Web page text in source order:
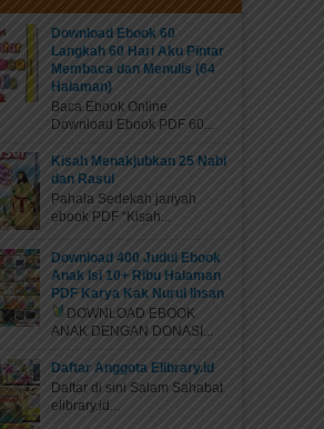
Download Ebook 60
Langkah 60 Hari Aku Pintar
Membaca dan Menulis (64
Halaman)
Baca Ebook Online
Download Ebook PDF 60...
Kisah Menakjubkan 25 Nabi
dan Rasul
Pahala Sedekah jariyah
ebook PDF “Kisah...
Download 400 Judul Ebook
Anak Isi 10+ Ribu Halaman
PDF Karya Kak Nurul Ihsan
DOWNLOAD EBOOK
ANAK DENGAN DONASI...
Daftar Anggota Elibrary.id
Daftar di sini Salam Sahabat
elibrary.id...